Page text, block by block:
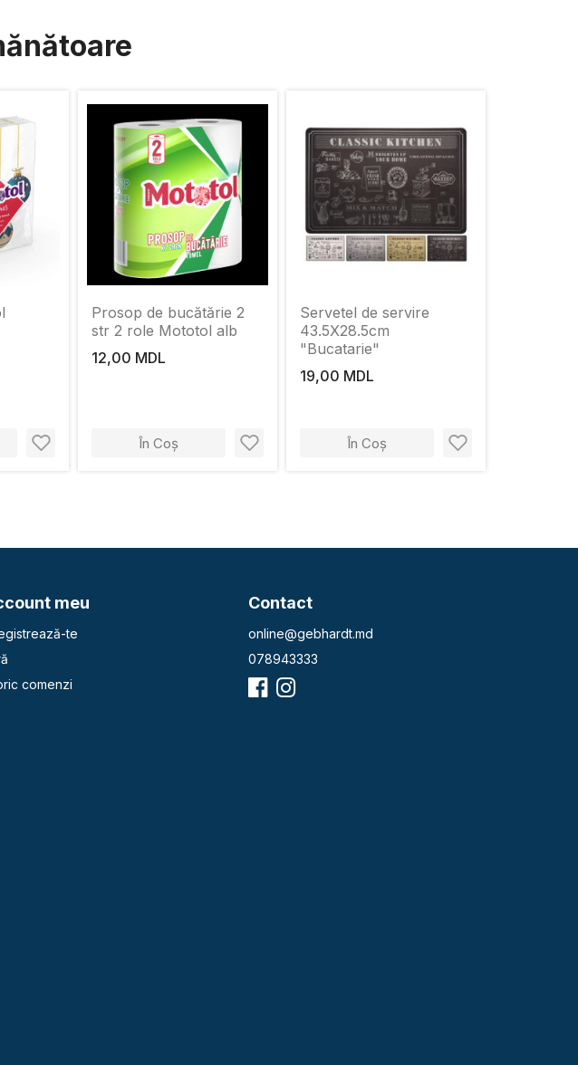
Prosop de bucătărie 2
str 2 role Mototol alb
12,00 MDL
În Coș
Servetel de servire
43.5Х28.5cm
"Bucatarie"
19,00 MDL
În Coș
meu
te
comenzi
Contact
online@gebhardt.md
078943333